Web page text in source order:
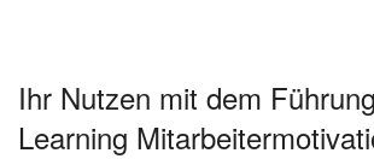
Ihr Nutzen mit dem
Learning